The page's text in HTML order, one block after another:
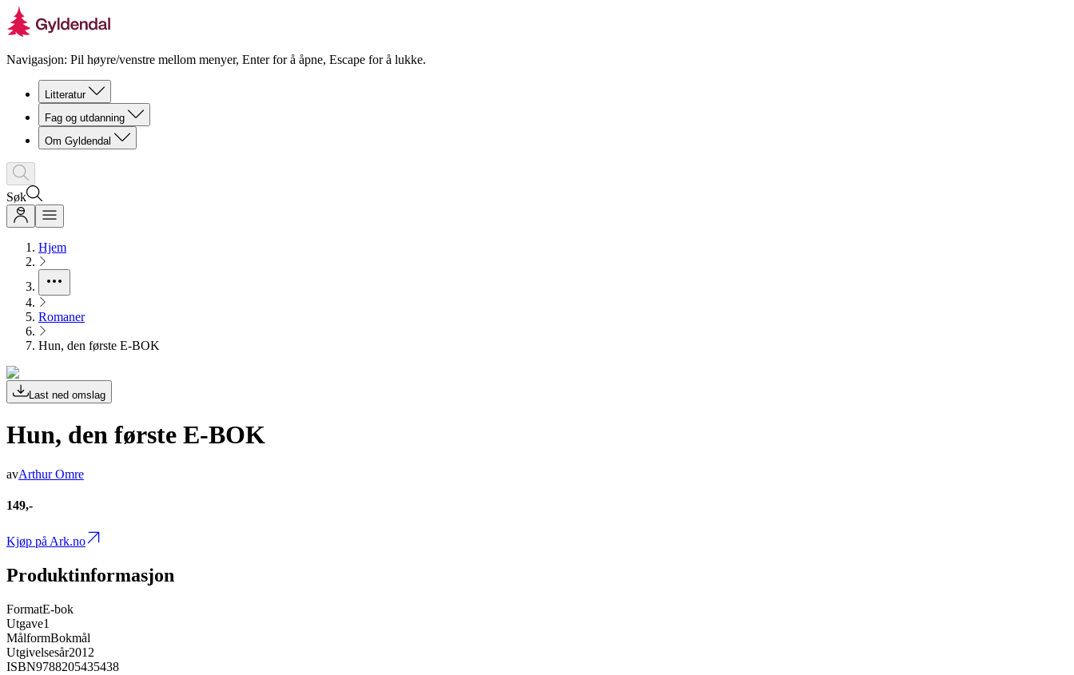
Navigasjon: Pil høyre/venstre mellom menyer, Enter for å åpne, Escape for å lukke.
Litteratur
Fag og utdanning
Om Gyldendal
Søk
Hjem
Romaner
Hun, den første E-BOK
Last ned omslag
Hun, den første E-BOK
avArthur Omre
149,-
Kjøp på Ark.no
Produktinformasjon
FormatE-bok
Utgave1
MålformBokmål
Utgivelsesår2012
ISBN9788205435438